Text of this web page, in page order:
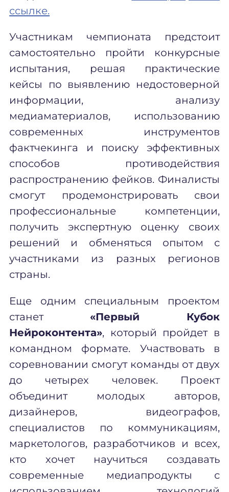
ссылке.
Участникам чемпионата предстоит
самостоятельно пройти конкурсные
испытания, решая практические
кейсы по выявлению недостоверной
информации, анализу
медиаматериалов, использованию
современных инструментов
фактчекинга и поиску эффективных
способов противодействия
распространению фейков. Финалисты
смогут продемонстрировать свои
профессиональные компетенции,
получить экспертную оценку своих
решений и обменяться опытом с
участниками из разных регионов
страны.
Еще одним специальным проектом
станет «Первый Кубок
Нейроконтента», который пройдет в
командном формате. Участвовать в
соревновании смогут команды от двух
до четырех человек. Проект
объединит молодых авторов,
дизайнеров, видеографов,
специалистов по коммуникациям,
маркетологов, разработчиков и всех,
кто хочет научиться создавать
современные медиапродукты с